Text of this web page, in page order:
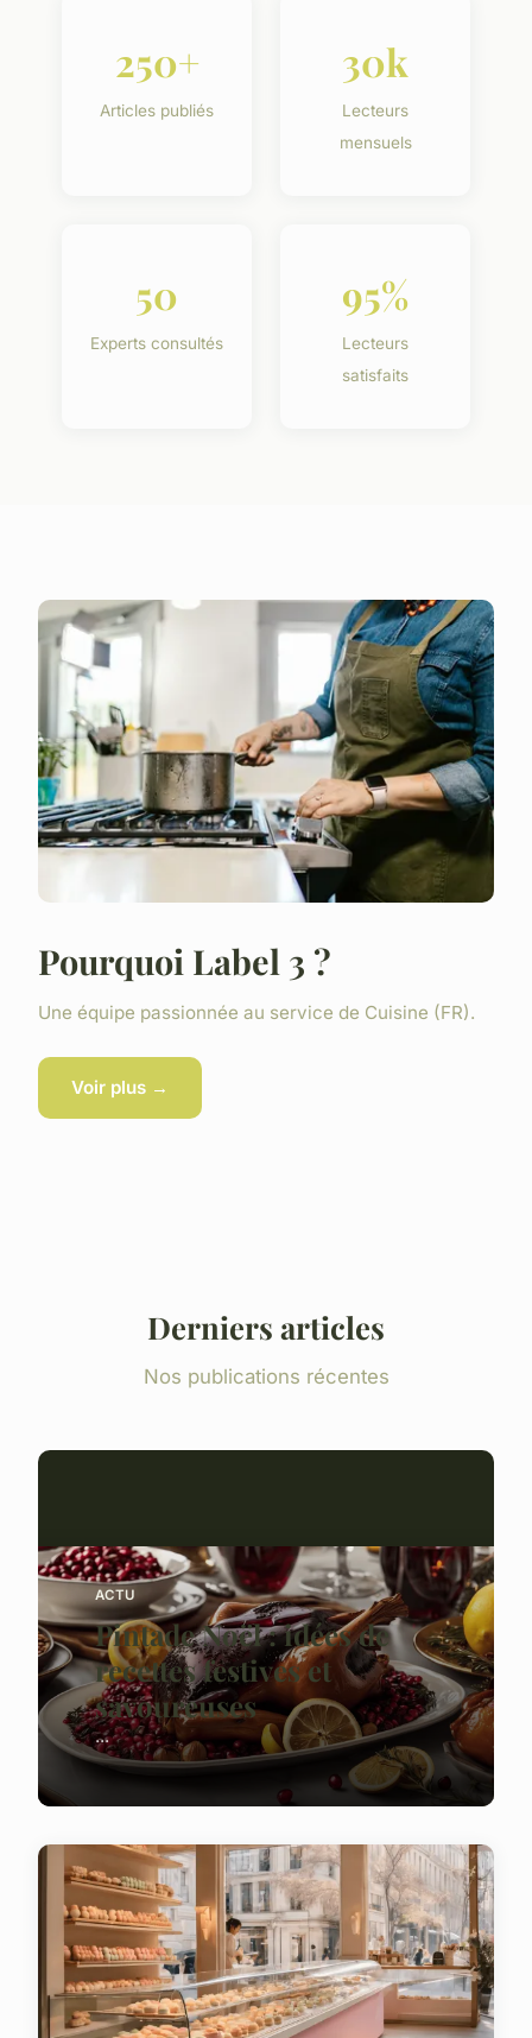
250+
Articles publiés
30k
Lecteurs
mensuels
50
Experts consultés
95%
Lecteurs
satisfaits
Pourquoi Label 3 ?
Une équipe passionnée au service de Cuisine (FR).
Voir plus →
Derniers articles
Nos publications récentes
ACTU
Pintade Noël : idées de
recettes festives et
savoureuses
...